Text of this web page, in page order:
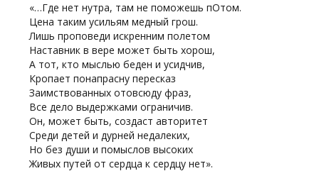
«…Где нет нутра, там не поможешь пОтом.
Цена таким усильям медный грош.
Лишь проповеди искренним полетом
Наставник в вере может быть хорош,
А тот, кто мыслью беден и усидчив,
Кропает понапрасну пересказ
Заимствованных отовсюду фраз,
Все дело выдержками ограничив.
Он, может быть, создаст авторитет
Среди детей и дурней недалеких,
Но без души и помыслов высоких
Живых путей от сердца к сердцу нет».